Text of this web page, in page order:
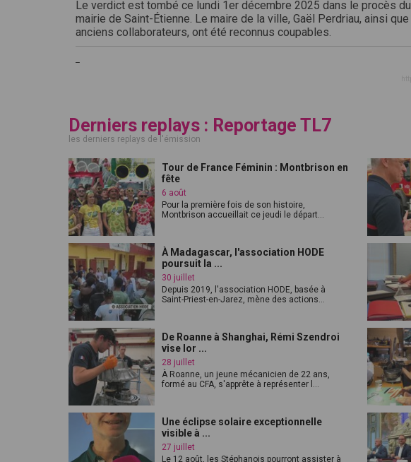
Le verdict est tombé ce lundi 1er décembre 2025 dans le procès
mairie de Saint-Étienne. Le maire de la ville, Gaël Perdriau, ainsi
anciens collaborateurs, ont été reconnus coupables.
Derniers replays : Reportage TL7
les derniers replays de l'émission
Tour de France Féminin : Montbrison en
fête
6 août
Pour la première fois de son histoire,
Montbrison accueillait ce jeudi le départ...
À Madagascar, l'association HODE
poursuit la ...
30 juillet
Depuis 2019, l'association HODE, basée à
Saint-Priest-en-Jarez, mène des actions...
De Roanne à Shanghai, Rémi Szendroi
vise lor ...
28 juillet
À Roanne, un jeune mécanicien de 22 ans,
formé au CFA, s'apprête à représenter l...
Une éclipse solaire exceptionnelle
visible à ...
27 juillet
Le 12 août, les Stéphanois pourront assister à